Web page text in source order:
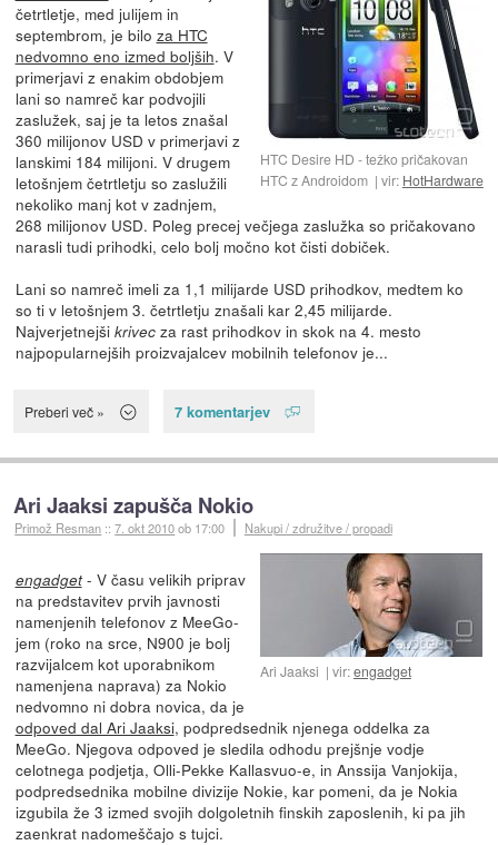
HTC Desire HD - težko pričakovan
HTC z Androidom
vir: HotHardware
četrtletje, med julijem in
septembrom, je bilo za HTC
nedvomno eno izmed boljših. V
primerjavi z enakim obdobjem
lani so namreč kar podvojili
zaslužek, saj je ta letos znašal
360 milijonov USD v primerjavi z
lanskimi 184 milijoni. V drugem
letošnjem četrtletju so zaslužili
nekoliko manj kot v zadnjem,
268 milijonov USD. Poleg precej večjega zaslužka so pričakovano
narasli tudi prihodki, celo bolj močno kot čisti dobiček.
Lani so namreč imeli za 1,1 milijarde USD prihodkov, medtem ko
so ti v letošnjem 3. četrtletju znašali kar 2,45 milijarde.
Najverjetnejši krivecza rast prihodkov in skok na 4. mesto
najpopularnejših proizvajalcev mobilnih telefonov je...
Preberi več » 7 komentarjev
Ari Jaaksi zapušča Nokio
Primož Resman ::7. okt 2010ob 17:00 Nakupi / združitve / propadi
Ari Jaaksi vir:engadget
engadget- V času velikih priprav
na predstavitev prvih javnosti
namenjenih telefonov z MeeGo-
jem (roko na srce, N900 je bolj
razvijalcem kot uporabnikom
namenjena naprava) za Nokio
nedvomno ni dobra novica, da je
odpoved dal Ari Jaaksi, podpredsednik njenega oddelka za
MeeGo. Njegova odpoved je sledila odhodu prejšnje vodje
celotnega podjetja, Olli-Pekke Kallasvuo-e, in Anssija Vanjokija,
podpredsednika mobilne divizije Nokie, kar pomeni, da je Nokia
izgubila že 3 izmed svojih dolgoletnih finskih zaposlenih, ki pa jih
zaenkrat nadomeščajo s tujci.